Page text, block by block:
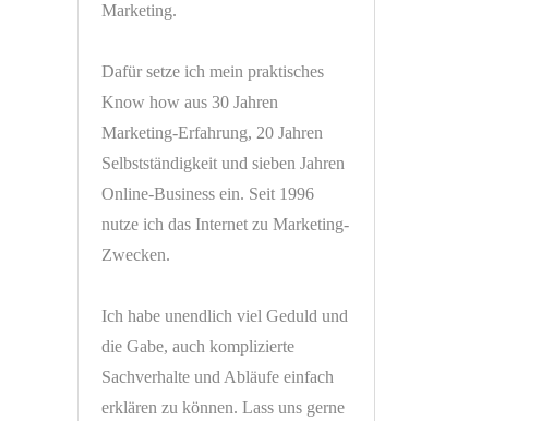
Marketing.
Dafür setze ich mein praktisches
Know how aus 30 Jahren
Marketing-Erfahrung, 20 Jahren
Selbstständigkeit und sieben Jahren
Online-Business ein. Seit 1996
nutze ich das Internet zu Marketing-
Zwecken.
Ich habe unendlich viel Geduld und
die Gabe, auch komplizierte
Sachverhalte und Abläufe einfach
erklären zu können. Lass uns gerne